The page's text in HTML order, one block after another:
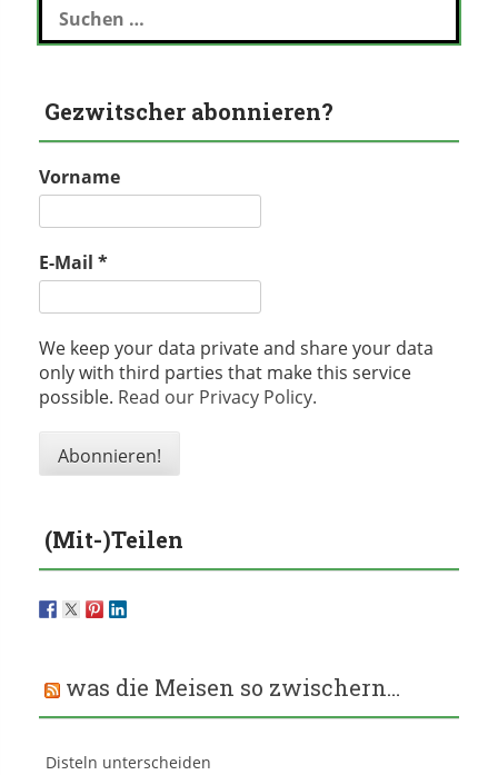
nach:
Gezwitscher abonnieren?
Vorname
E-Mail *
We keep your data private and share your data
only with third parties that make this service
possible. Read our Privacy Policy.
(Mit-)Teilen
was die Meisen so zwischern…
Disteln unterscheiden